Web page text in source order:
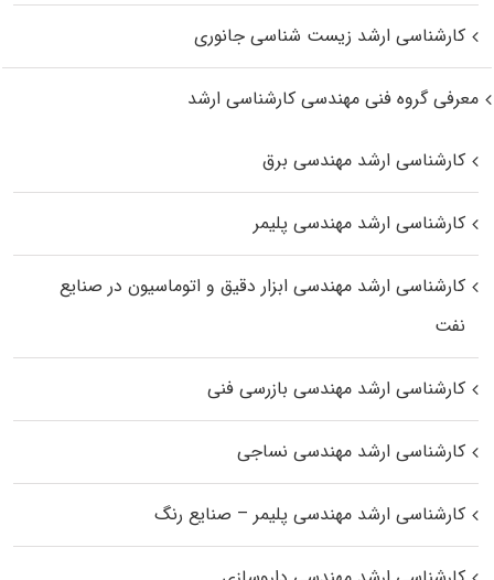
کارشناسی ارشد زیست‌ شناسی جانوری
معرفی گروه فنی مهندسی کارشناسی ارشد
کارشناسی ارشد مهندسی برق
کارشناسی ارشد مهندسی پلیمر
کارشناسی ارشد مهندسی ابزار دقیق و اتوماسیون در صنایع
نفت
کارشناسی ارشد مهندسی بازرسی فنی
کارشناسی ارشد مهندسی نساجی
کارشناسی ارشد مهندسی پلیمر – صنایع رنگ